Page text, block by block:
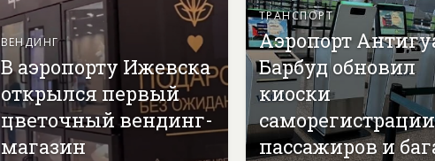
ВЕНДИНГ
В аэропорту Ижевска
открылся первый
цветочный вендинг-
магазин
ТРАНСПОРТ
Аэропорт
Барбуд обновил
киоски
саморегистрации
пассажиров и